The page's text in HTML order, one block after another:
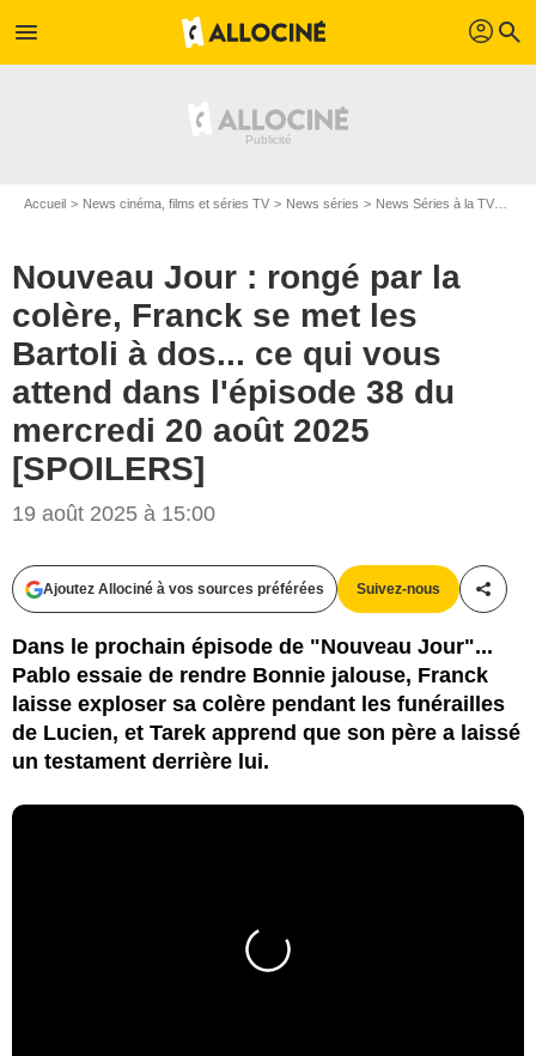
menu profil search
Accueil News cinéma, films et séries TV News séries News Séries à la TV
Nouveau Jour : rongé par la
colère, Franck se met les
Bartoli à dos... ce qui vous
attend dans l'épisode 38 du
mercredi 20 août 2025
[SPOILERS]
19 août 2025 à 15:00
Ajoutez Allociné à vos sources préférées Suivez-nous
Dans le prochain épisode de "Nouveau Jour"...
Pablo essaie de rendre Bonnie jalouse, Franck
laisse exploser sa colère pendant les funérailles
de Lucien, et Tarek apprend que son père a laissé
un testament derrière lui.